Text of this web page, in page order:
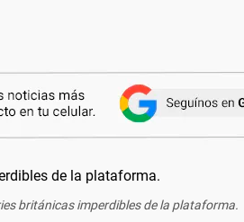
británicas imperdibles de la plataforma.